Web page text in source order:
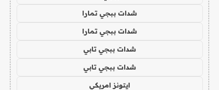
شدات ببجي تمارا
شدات ببجي تمارا
شدات ببجي تابي
شدات ببجي تابي
ايتونز امريكي